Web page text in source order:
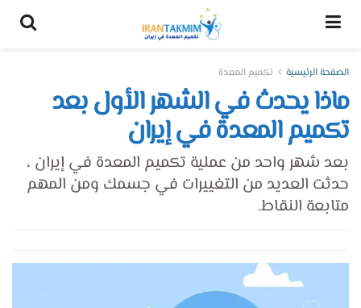
الصفحة الرئيسية تكميم المعدة
ماذا يحدث في الشهر الأول بعد
تكميم المعدة في إيران
بعد شهر واحد من عملية تكميم المعدة في إيران ،
حدثت العديد من التغييرات في جسمك ومن المهم
متابعة النقاط.